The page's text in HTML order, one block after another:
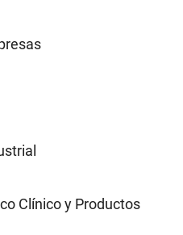
Clínico y Productos